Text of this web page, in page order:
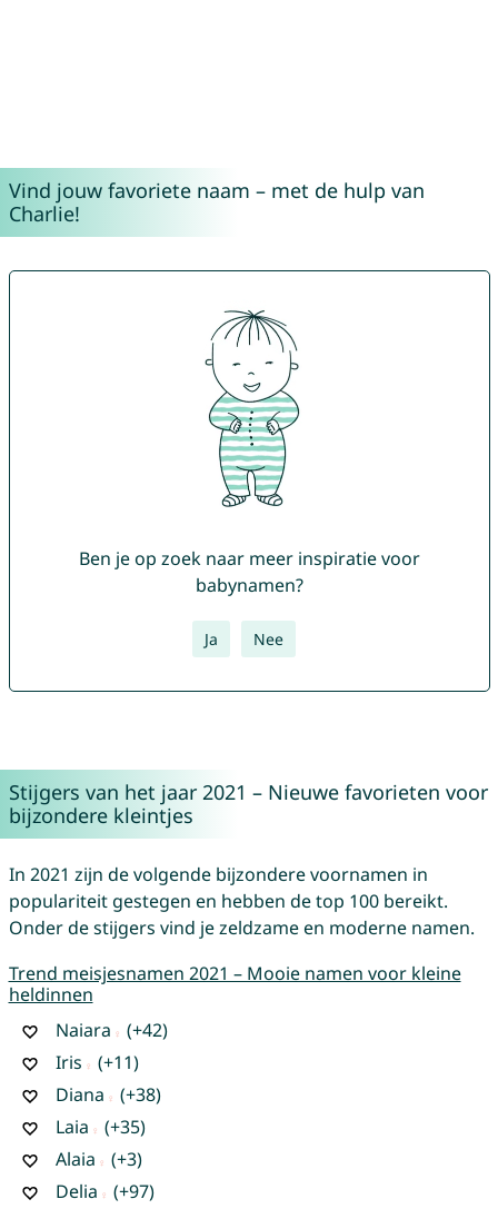
Vind jouw favoriete naam – met de hulp van
Charlie!
Ben je op zoek naar meer inspiratie voor
babynamen?
Ja Nee
Stijgers van het jaar 2021 – Nieuwe favorieten voor
bijzondere kleintjes
In 2021 zijn de volgende bijzondere voornamen in
populariteit gestegen en hebben de top 100 bereikt.
Onder de stijgers vind je zeldzame en moderne namen.
Trend meisjesnamen 2021 – Mooie namen voor kleine
heldinnen
Naiara
(+42)
Iris
(+11)
Diana
(+38)
Laia
(+35)
Alaia
(+3)
Delia
(+97)